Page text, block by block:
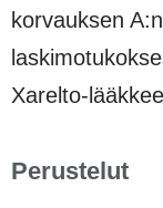
korvauksen
Xarelto-
Perustelut